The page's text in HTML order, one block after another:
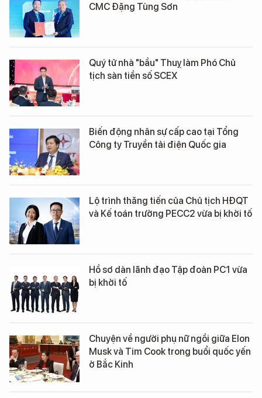
CMC Đặng Tùng Sơn
Quý tử nhà "bầu" Thuỵ làm Phó Chủ
tịch sàn tiền số SCEX
Biến động nhân sự cấp cao tại Tổng
Công ty Truyền tải điện Quốc gia
Lộ trình thăng tiến của Chủ tịch HĐQT
và Kế toán trưởng PECC2 vừa bị khởi tố
Hồ sơ dàn lãnh đạo Tập đoàn PC1 vừa
bị khởi tố
Chuyện về người phụ nữ ngồi giữa Elon
Musk và Tim Cook trong buổi quốc yến
ở Bắc Kinh